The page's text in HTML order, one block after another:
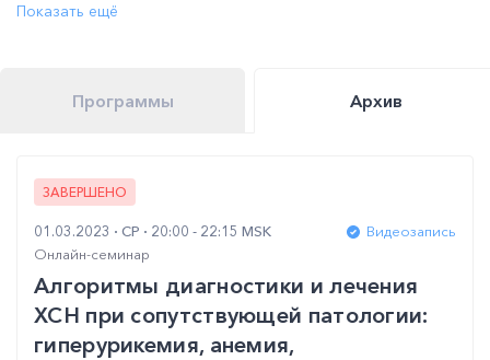
Показать ещё
Программы Архив
ЗАВЕРШЕНО
01.03.2023 СР 20:00 - 22:15 MSK
Видеозапись
Онлайн-семинар
Алгоритмы диагностики и лечения
ХСН при сопутствующей патологии:
гиперурикемия, анемия,